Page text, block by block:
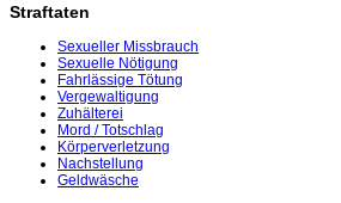
Straftaten
Sexueller Missbrauch
Sexuelle Nötigung
Fahrlässige Tötung
Vergewaltigung
Zuhälterei
Mord / Totschlag
Körperverletzung
Nachstellung
Geldwäsche